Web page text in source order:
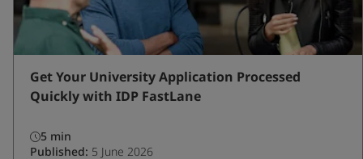
Get Your University Application Processed
Quickly with IDP FastLane
5 min
Published: 5 June 2026